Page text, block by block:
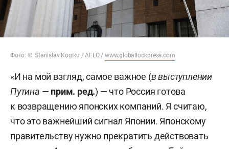
Фото: © Stanislav Kogiku / AFLO /www.globallookpress.com
«И на мой взгляд, самое важное (в выступлении
Путина — прим. ред.) — что Россия готова
к возвращению японских компаний. Я считаю,
что это важнейший сигнал Японии. Японскому
правительству нужно прекратить действовать